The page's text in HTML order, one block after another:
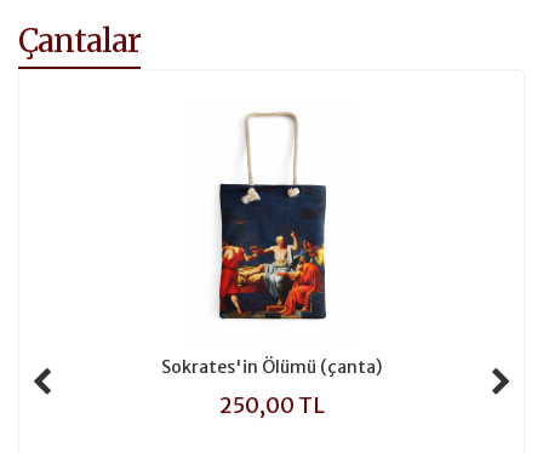
Çantalar
Sokrates'in Ölümü (çanta)
250,00 TL